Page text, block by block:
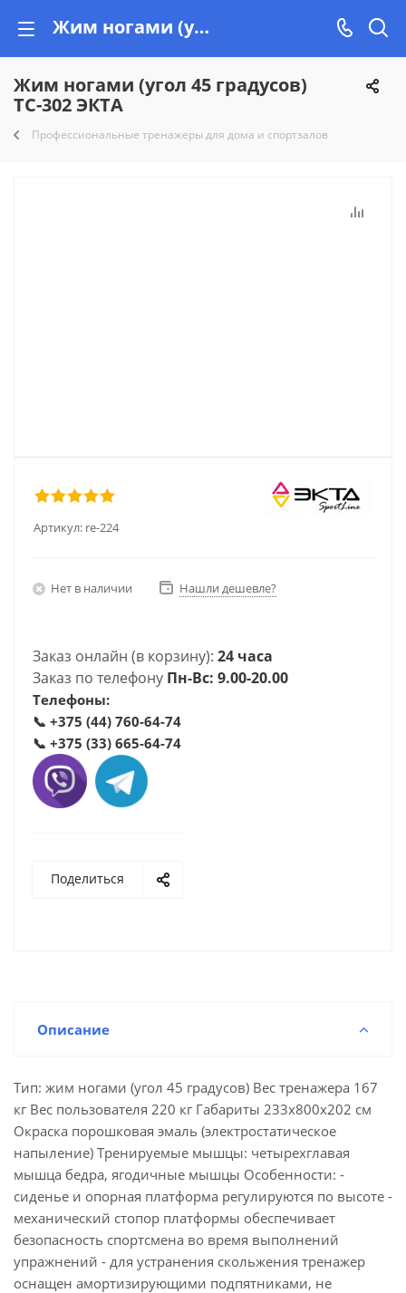
Жим ногами (угол 45 градусов) ТС-302 ЭКТА купить недорого на Vishop.by, рассрочка!
Жим ногами (угол 45 градусов)
ТС-302 ЭКТА
Профессиональные тренажеры для дома и спортзалов
Артикул: re-224
Нет в наличии Нашли дешевле?
Заказ онлайн (в корзину): 24 часа
Заказ по телефону Пн-Вс: 9.00-20.00
Телефоны:
📞 +375 (44) 760-64-74
📞 +375 (33) 665-64-74
Поделиться
Описание
Тип: жим ногами (угол 45 градусов) Вес тренажера 167
кг Вес пользователя 220 кг Габариты 233х800х202 см
Окраска порошковая эмаль (электростатическое
напыление) Тренируемые мышцы: четырехглавая
мышца бедра, ягодичные мышцы Особенности: -
сиденье и опорная платформа регулируются по высоте -
механический стопор платформы обеспечивает
безопасность спортсмена во время выполнений
упражнений - для устранения скольжения тренажер
оснащен амортизирующими подпятниками, не